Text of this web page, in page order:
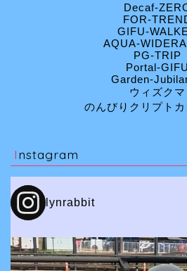
Decaf-
FOR-
GIFU-
AQUA-
PG-TRIP
Portal-GIFU
Garden-
ウィズクマ
のんびりクリプトカ
Instagram
lynrabbit